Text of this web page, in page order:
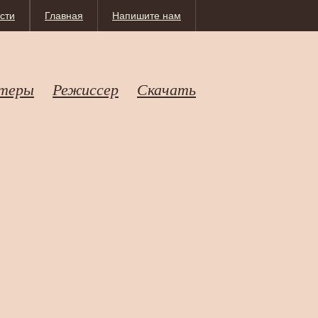
Напишите нам
Главная
Режиссер Скачать